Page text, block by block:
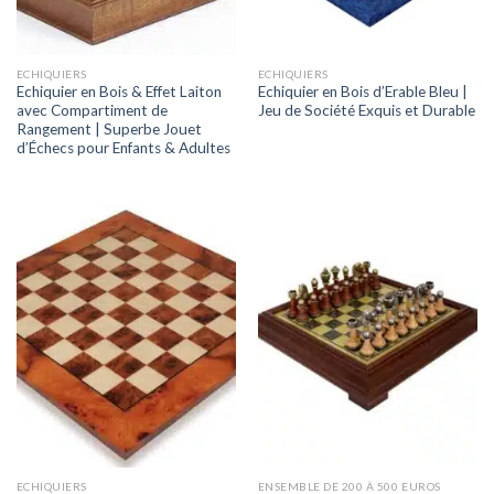
ECHIQUIERS
Echiquier en Bois & Effet Laiton
avec Compartiment de
Rangement | Superbe Jouet
d’Échecs pour Enfants & Adultes
ECHIQUIERS
Echiquier en Bois d’Erable Bleu |
Jeu de Société Exquis et Durable
ECHIQUIERS ENSEMBLE DE 200 À 500 EUROS